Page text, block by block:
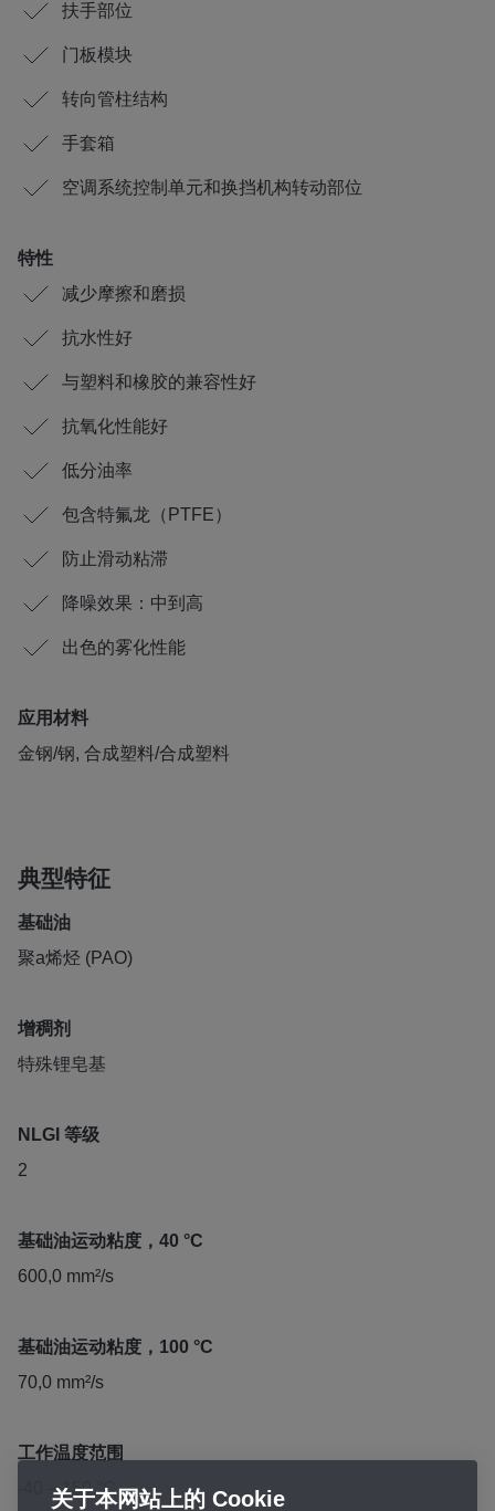
扶手部位
门板模块
转向管柱结构
手套箱
空调系统控制单元和换挡机构转动部位
特性
减少摩擦和磨损
抗水性好
与塑料和橡胶的兼容性好
抗氧化性能好
低分油率
包含特氟龙（PTFE）
防止滑动粘滞
降噪效果：中到高
出色的雾化性能
应用材料
金钢/钢, 合成塑料/合成塑料
典型特征
基础油
聚a烯烃 (PAO)
增稠剂
特殊锂皂基
NLGI 等级
2
基础油运动粘度，40 °C
600,0 mm²/s
基础油运动粘度，100 °C
70,0 mm²/s
工作温度范围
-40 – 150 °C
关于本网站上的 Cookie